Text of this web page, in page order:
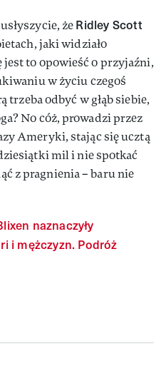
żeRidley Scott
jaki widziało
to opowieść o przyjaźni,
w życiu czegoś
odbyć w głąb siebie,
No cóż, prowadzi przez
Ameryki, stając się ucztą
mil i nie spotkać
z pragnienia – baru nie
naznaczyły
i mężczyzn. Podróż